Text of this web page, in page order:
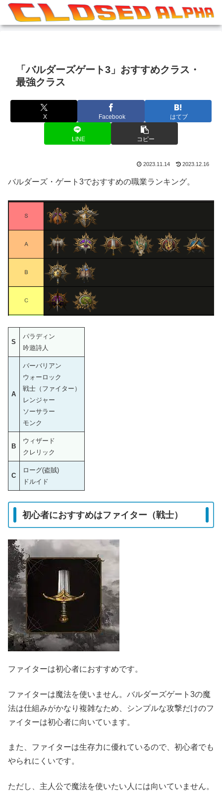
「バルダーズゲート3」おすすめクラス・
最強クラス
X Facebook はてブ
LINE コピー
2023.11.14 2023.12.16
バルダーズ・ゲート3でおすすめの職業ランキング。
S
パラディン
吟遊詩人
A
バーバリアン
ウォーロック
戦士（ファイター）
レンジャー
ソーサラー
モンク
B
ウィザード
クレリック
C
ローグ(盗賊)
ドルイド
初心者におすすめはファイター（戦士）
ファイターは初心者におすすめです。
ファイターは魔法を使いません。バルダーズゲート3の魔
法は仕組みがかなり複雑なため、シンプルな攻撃だけのフ
ァイターは初心者に向いています。
また、ファイターは生存力に優れているので、初心者でも
やられにくいです。
ただし、主人公で魔法を使いたい人には向いていません。